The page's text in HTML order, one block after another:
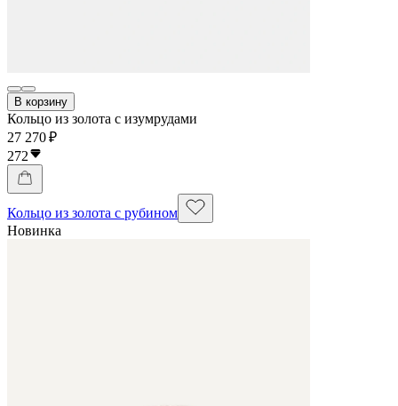
В корзину
Кольцо из золота с изумрудами
27 270 ₽
272
Кольцо из золота с рубином
Новинка